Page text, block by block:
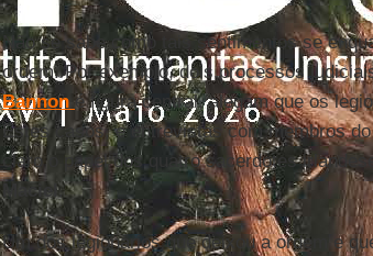
Não se sabe como tais sentimentos se
ordem. Por exemplo, dois processos
Bannon é figura central, alegam que os
Estes casos, e entrevistas com membros
claro o papel dos quatro sacerdotes
Maciel.
Um dos legionários que deixou a ordem e